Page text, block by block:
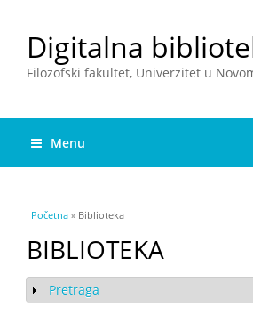
Digitalna
Filozofski fakultet, Univerzitet u
Menu
You are here
Početna » Biblioteka
BIBLIOTEKA
Show
Pretraga